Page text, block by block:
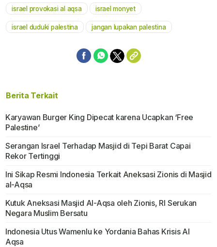
israel provokasi al aqsa israel monyet
israel duduki palestina jangan lupakan palestina
Berita Terkait
Karyawan Burger King Dipecat karena Ucapkan ‘Free
Palestine’
Serangan Israel Terhadap Masjid di Tepi Barat Capai
Rekor Tertinggi
Ini Sikap Resmi Indonesia Terkait Aneksasi Zionis di Masjid
al-Aqsa
Kutuk Aneksasi Masjid Al-Aqsa oleh Zionis, RI Serukan
Negara Muslim Bersatu
Indonesia Utus Wamenlu ke Yordania Bahas Krisis Al
Aqsa